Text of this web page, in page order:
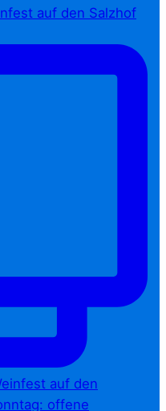
auf den Salzhof